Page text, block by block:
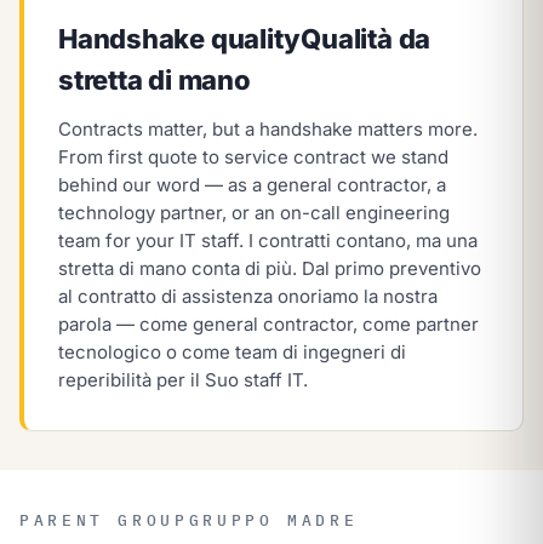
Handshake qualityQualità da
stretta di mano
Contracts matter, but a handshake matters more.
From first quote to service contract we stand
behind our word — as a general contractor, a
technology partner, or an on-call engineering
team for your IT staff. I contratti contano, ma una
stretta di mano conta di più. Dal primo preventivo
al contratto di assistenza onoriamo la nostra
parola — come general contractor, come partner
tecnologico o come team di ingegneri di
reperibilità per il Suo staff IT.
PARENT GROUP GRUPPO MADRE